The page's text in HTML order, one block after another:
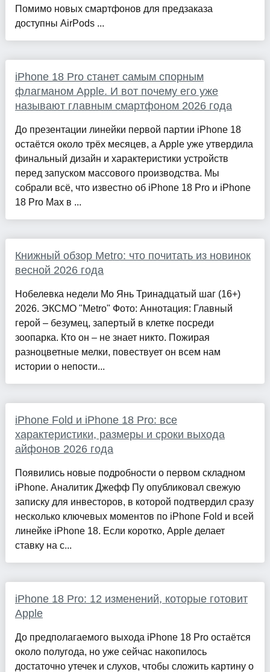
Помимо новых смартфонов для предзаказа
доступны AirPods ...
iPhone 18 Pro станет самым спорным
флагманом Apple. И вот почему его уже
называют главным смартфоном 2026 года
До презентации линейки первой партии iPhone 18
остаётся около трёх месяцев, а Apple уже утвердила
финальный дизайн и характеристики устройств
перед запуском массового производства. Мы
собрали всё, что известно об iPhone 18 Pro и iPhone
18 Pro Max в ...
Книжный обзор Metro: что почитать из новинок
весной 2026 года
Нобелевка недели Мо Янь Тринадцатый шаг (16+)
2026. ЭКСМО "Metro" Фото: Аннотация: Главный
герой – безумец, запертый в клетке посреди
зоопарка. Кто он – не знает никто. Пожирая
разноцветные мелки, повествует он всем нам
истории о непости...
iPhone Fold и iPhone 18 Pro: все
характеристики, размеры и сроки выхода
айфонов 2026 года
Появились новые подробности о первом складном
iPhone. Аналитик Джефф Пу опубликовал свежую
записку для инвесторов, в которой подтвердил сразу
несколько ключевых моментов по iPhone Fold и всей
линейке iPhone 18. Если коротко, Apple делает
ставку на с...
iPhone 18 Pro: 12 изменений, которые готовит
Apple
До предполагаемого выхода iPhone 18 Pro остаётся
около полугода, но уже сейчас накопилось
достаточно утечек и слухов, чтобы сложить картину о